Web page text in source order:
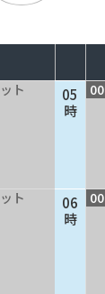
ト
ト
05
時
06
時
00
00